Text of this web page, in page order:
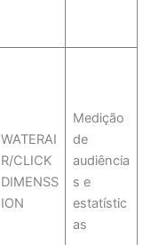
WATERAI
R/CLICK
DIMENSS
ION
Medição
de
audiência
s e
estatístic
as